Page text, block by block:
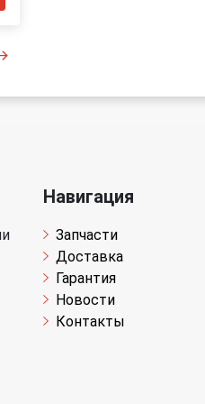
Навигация
Запчасти
Доставка
Гарантия
Новости
Контакты